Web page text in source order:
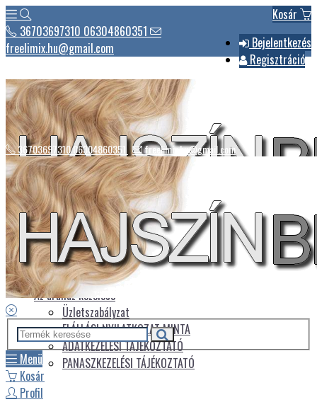
Kosár
Bejelentkezés
Regisztráció
36703697310 06304860351
freelimix.hu@gmail.com
Hírek
Csomagautomaták listája
Üdvözlet
Az áruház kezelése
Üzletszabályzat
ELÁLLÁSI NYILATKOZAT MINTA
ADATKEZELÉSI TÁJÉKOZTATÓ
PANASZKEZELÉSI TÁJÉKOZTATÓ
36703697310 06304860351 freelimix.hu@gmail.com
Menü
Kosár
Profil